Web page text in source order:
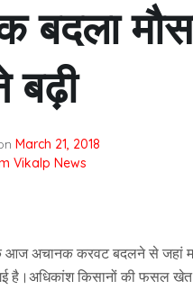
बदला
March 21, 2018
Vikalp News
आज अचानक करवट बदलने से जहां
है।अधिकांश किसानों की फसल